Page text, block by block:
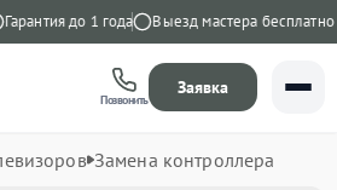
до 1 года Выезд мастера бесплатно
Позвонить
Заявка
Замена контроллера